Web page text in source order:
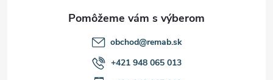
obchod@remab.sk
+421 948 065 013